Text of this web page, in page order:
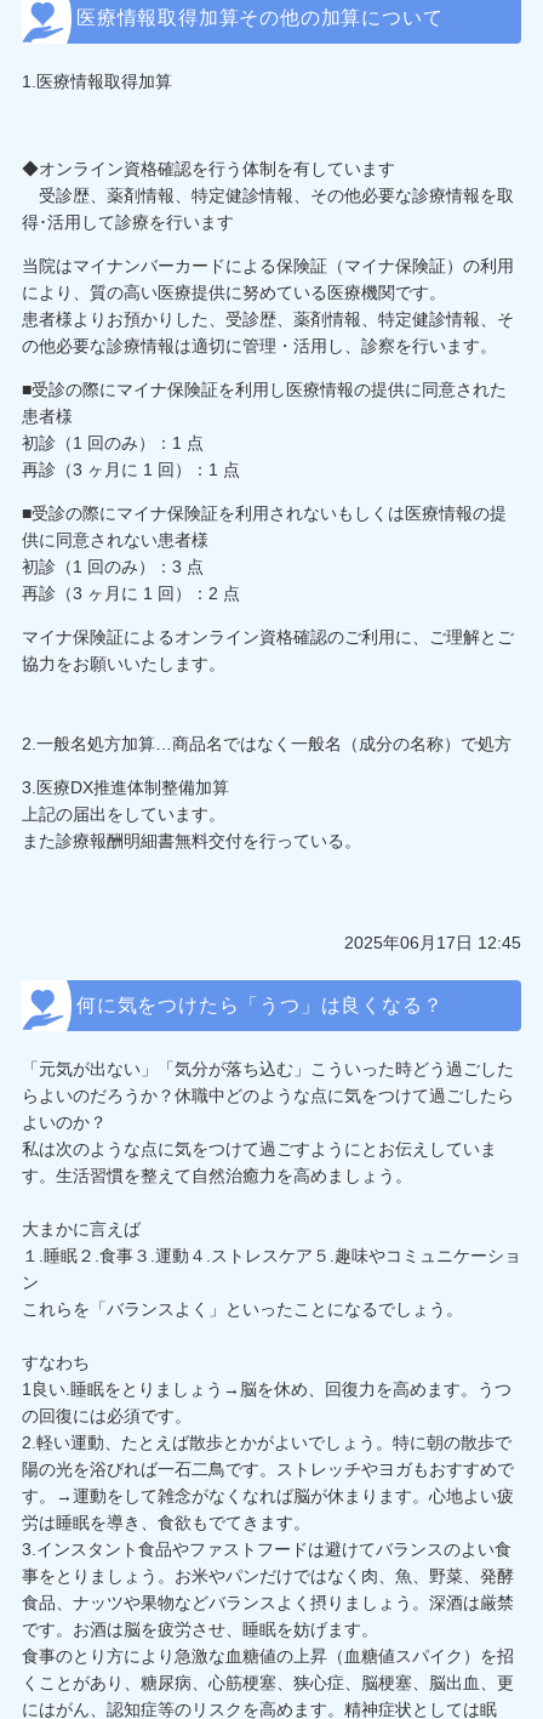
医療情報取得加算その他の加算について
1.医療情報取得加算
◆オンライン資格確認を行う体制を有しています
受診歴、薬剤情報、特定健診情報、その他必要な診療情報を取
得･活用して診療を行います
当院はマイナンバーカードによる保険証（マイナ保険証）の利用
により、質の高い医療提供に努めている医療機関です。
患者様よりお預かりした、受診歴、薬剤情報、特定健診情報、そ
の他必要な診療情報は適切に管理・活用し、診察を行います。
■受診の際にマイナ保険証を利用し医療情報の提供に同意された
患者様
初診（1 回のみ）：1 点
再診（3 ヶ月に 1 回）：1 点
■受診の際にマイナ保険証を利用されないもしくは医療情報の提
供に同意されない患者様
初診（1 回のみ）：3 点
再診（3 ヶ月に 1 回）：2 点
マイナ保険証によるオンライン資格確認のご利用に、ご理解とご
協力をお願いいたします。
2.一般名処方加算…商品名ではなく一般名（成分の名称）で処方
3.医療DX推進体制整備加算
上記の届出をしています。
また診療報酬明細書無料交付を行っている。
2025年06月17日 12:45
何に気をつけたら「うつ」は良くなる？
「元気が出ない」「気分が落ち込む」こういった時どう過ごした
らよいのだろうか？休職中どのような点に気をつけて過ごしたら
よいのか？
私は次のような点に気をつけて過ごすようにとお伝えしていま
す。生活習慣を整えて自然治癒力を高めましょう。
大まかに言えば
１.睡眠２.食事３.運動４.ストレスケア５.趣味やコミュニケーショ
ン
これらを「バランスよく」といったことになるでしょう。
すなわち
1良い.睡眠をとりましょう→脳を休め、回復力を高めます。うつ
の回復には必須です。
2.軽い運動、たとえば散歩とかがよいでしょう。特に朝の散歩で
陽の光を浴びれば一石二鳥です。ストレッチやヨガもおすすめで
す。→運動をして雑念がなくなれば脳が休まります。心地よい疲
労は睡眠を導き、食欲もでてきます。
3.インスタント食品やファストフードは避けてバランスのよい食
事をとりましょう。お米やパンだけではなく肉、魚、野菜、発酵
食品、ナッツや果物などバランスよく摂りましょう。深酒は厳禁
です。お酒は脳を疲労させ、睡眠を妨げます。
食事のとり方により急激な血糖値の上昇（血糖値スパイク）を招
くことがあり、糖尿病、心筋梗塞、狭心症、脳梗塞、脳出血、更
にはがん、認知症等のリスクを高めます。精神症状としては眠